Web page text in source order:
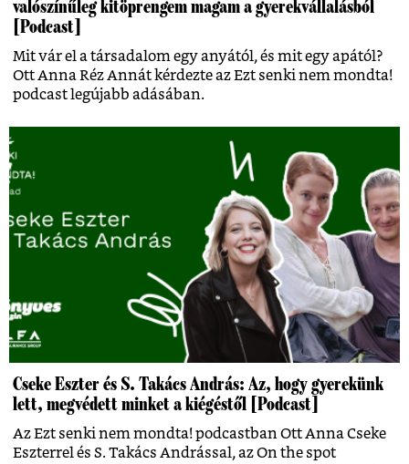
valószínűleg kitöprengem magam a gyerekvállalásból
[Podcast]
Mit vár el a társadalom egy anyától, és mit egy apától?
Ott Anna Réz Annát kérdezte az Ezt senki nem mondta!
podcast legújabb adásában.
Cseke Eszter és S. Takács András: Az, hogy gyerekünk
lett, megvédett minket a kiégéstől [Podcast]
Az Ezt senki nem mondta! podcastban Ott Anna Cseke
Eszterrel és S. Takács Andrással, az On the spot